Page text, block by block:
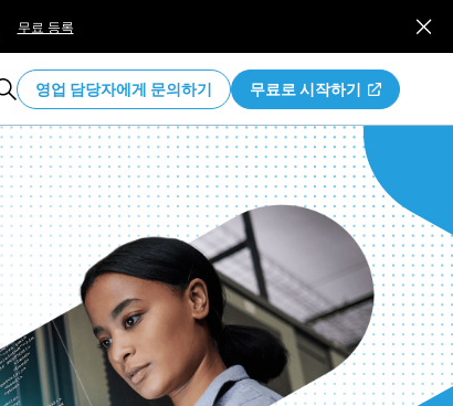
무료 등록
영업 담당자에게 문의하기 무료로 시작하기